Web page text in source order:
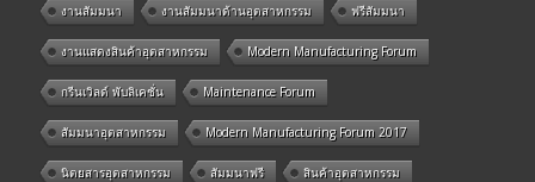
งานสัมมนา งานสัมมนาด้านอุตสาหกรรม ฟรีสัมมนา
งานแสดงสินค้าอุตสาหกรรม Modern Manufacturing Forum
กรีนเวิลด์ พับลิเคชั่น Maintenance Forum
สัมมนาอุตสาหกรรม Modern Manufacturing Forum 2017
นิตยสารอุตสาหกรรม สัมมนาฟรี สินค้าอุตสาหกรรม